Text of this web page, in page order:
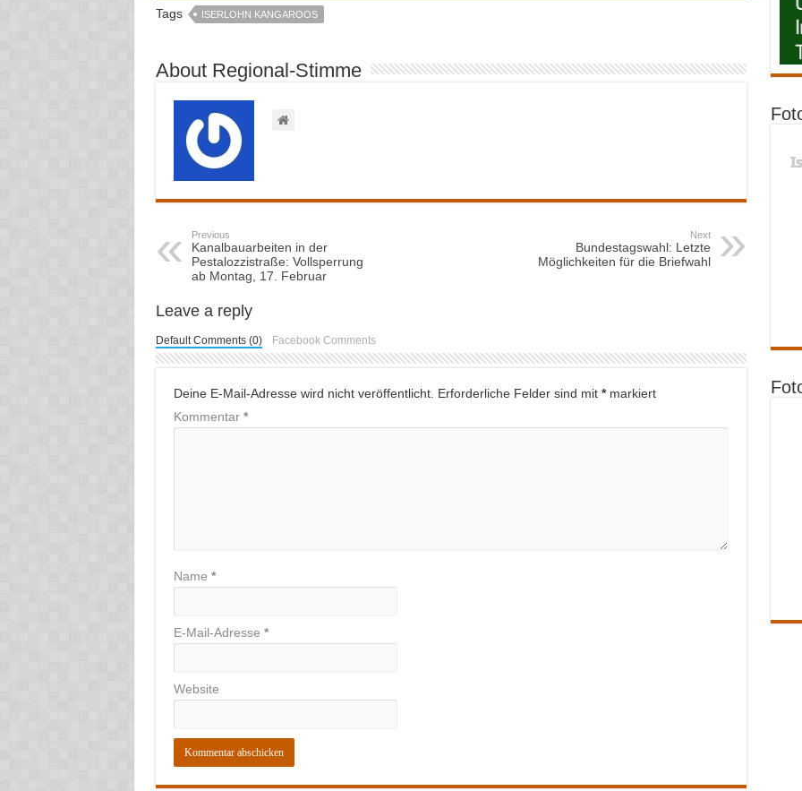
Tags ISERLOHN KANGAROOS
About Regional-Stimme
Previous
Kanalbauarbeiten in der
Pestalozzistraße: Vollsperrung
ab Montag, 17. Februar
Next
Bundestagswahl: Letzte
Möglichkeiten für die Briefwahl
Leave a reply
Default Comments (0) Facebook Comments
Deine E-Mail-Adresse wird nicht veröffentlicht. Erforderliche Felder sind mit *markiert
Kommentar *
Name *
E-Mail-Adresse *
Website